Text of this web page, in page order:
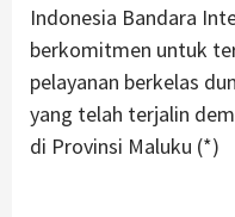
Indonesia Bandara
berkomitmen untuk
pelayanan berkelas
yang telah terjalin
di Provinsi Maluku (*)